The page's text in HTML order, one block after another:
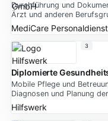
Durchführung und
Ärzt und anderen
MediCare
Diplomierte
Mobile Pflege und
Diagnosen und Planung
Hilfswerk
3